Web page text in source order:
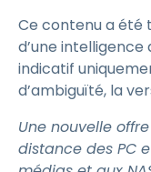
Ce contenu a été
d’une
indicatif
d’ambiguïté, la
Une nouvelle
distance des PC